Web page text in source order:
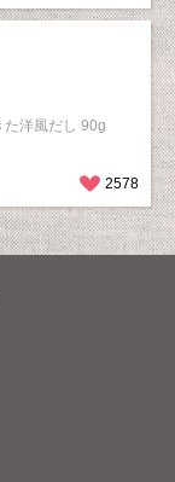
洋風だし 90g
2578